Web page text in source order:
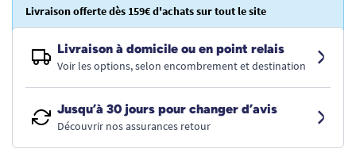
Livraison offerte dès 159€ d'achats sur tout le site
Livraison à domicile ou en point relais
Voir les options, selon encombrement et destination
Jusqu’à 30 jours pour changer d’avis
Découvrir nos assurances retour